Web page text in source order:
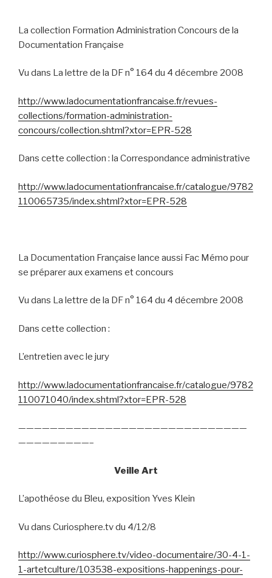
La collection Formation Administration Concours de la
Documentation Française
Vu dans La lettre de la DF n° 164 du 4 décembre 2008
http://www.ladocumentationfrancaise.fr/revues-
collections/formation-administration-
concours/collection.shtml?xtor=EPR-528
Dans cette collection : la Correspondance administrative
http://www.ladocumentationfrancaise.fr/catalogue/9782
110065735/index.shtml?xtor=EPR-528
La Documentation Française lance aussi Fac Mémo pour
se préparer aux examens et concours
Vu dans La lettre de la DF n° 164 du 4 décembre 2008
Dans cette collection :
L’entretien avec le jury
http://www.ladocumentationfrancaise.fr/catalogue/9782
110071040/index.shtml?xtor=EPR-528
—————————————————————————————
—————————–
Veille Art
L’apothéose du Bleu, exposition Yves Klein
Vu dans Curiosphere.tv du 4/12/8
http://www.curiosphere.tv/video-documentaire/30-4-1-
1-artetculture/103538-expositions-happenings-pour-